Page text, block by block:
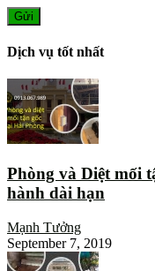
Dịch vụ tốt nhất
Phòng và Diệt mối
hành dài hạn
Mạnh Tưởng
September 7, 2019